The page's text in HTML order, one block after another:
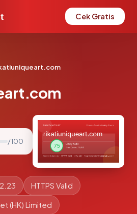
Cek Gratis
/ 100
HTTPS Valid
(HK) Limited